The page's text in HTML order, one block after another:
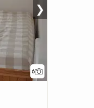
6
❯